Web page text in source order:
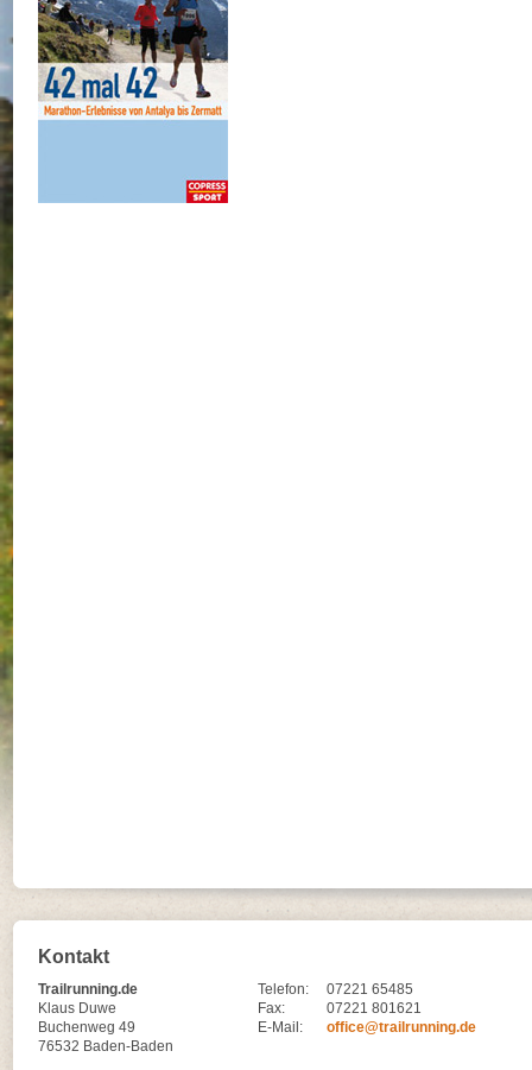
Kontakt
Trailrunning.de
Klaus Duwe
Buchenweg 49
76532 Baden-Baden
Telefon:
07221 65485
Fax:
07221 801621
E-Mail:
office@trailrunning.de